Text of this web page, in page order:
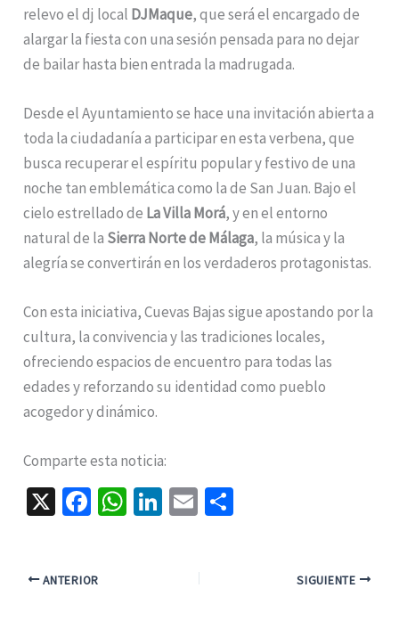
relevo el dj local DJMaque, que será el encargado de
alargar la fiesta con una sesión pensada para no dejar
de bailar hasta bien entrada la madrugada.
Desde el Ayuntamiento se hace una invitación abierta a
toda la ciudadanía a participar en esta verbena, que
busca recuperar el espíritu popular y festivo de una
noche tan emblemática como la de San Juan. Bajo el
cielo estrellado de La Villa Morá, y en el entorno
natural de la Sierra Norte de Málaga, la música y la
alegría se convertirán en los verdaderos protagonistas.
Con esta iniciativa, Cuevas Bajas sigue apostando por la
cultura, la convivencia y las tradiciones locales,
ofreciendo espacios de encuentro para todas las
edades y reforzando su identidad como pueblo
acogedor y dinámico.
Comparte esta noticia:
X
Fa
o
W Li E
l
ANTERIOR SIGUIENTE